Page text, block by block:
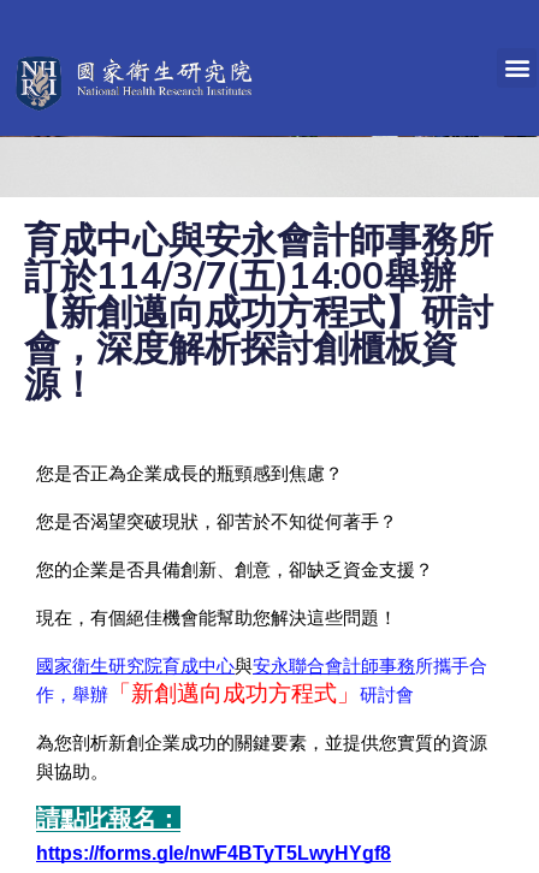
育成中心與安永會計師事務所
訂於114/3/7(五)14:00舉辦
【新創邁向成功方程式】研討
會，深度解析探討創櫃板資
源！
您是否正為企業成長的瓶頸感到焦慮？
您是否渴望突破現狀，卻苦於不知從何著手？
您的企業是否具備創新、創意，卻缺乏資金支援？
現在，有個絕佳機會能幫助您解決這些問題！
國家衛生研究院育成中心與安永聯合會計師事務所攜手合
作，舉辦
「新創邁向成功方程式」 研討會
為您剖析新創企業成功的關鍵要素，並提供您實質的資源
與協助。
請點此報名：
https://forms.gle/nwF4BTyT5LwyHYgf8